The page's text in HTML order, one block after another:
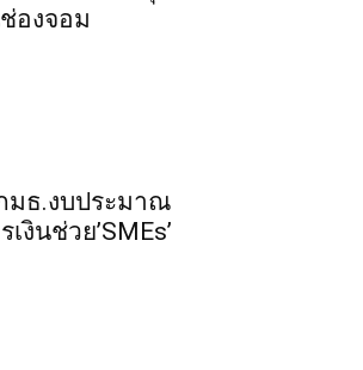
องจอม
กมธ.งบประมาณ
งินช่วย’SMEs’